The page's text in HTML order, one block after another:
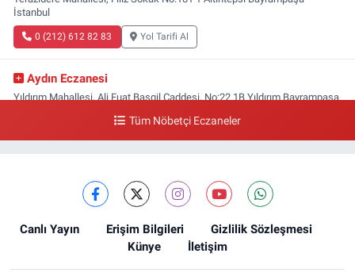
İstanbul
0 (212) 612 82 83 Yol Tarifi Al
Aydın Eczanesi
Yıldırım Mahallesi, Ali Fuat Başgil Caddesi, No:22 1B Yıldırım Bayrampaşa
Tüm Nöbetçi Eczaneler
Canlı Yayın Erişim Bilgileri
Gizlilik Sözleşmesi
Künye
İletişim